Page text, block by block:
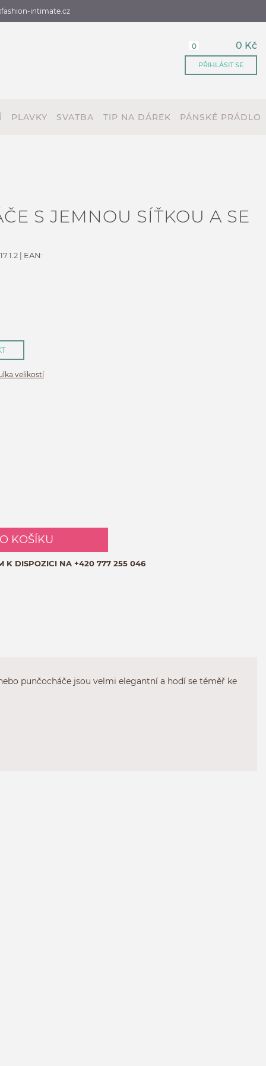
intimate.cz
0 0 Kč
PŘIHLÁSIT SE
PLAVKY SVATBA TIP NA DÁREK PÁNSKÉ PRÁDLO
S JEMNOU SÍŤKOU A SE
| EAN:
velikostí
KOŠÍKU
K DISPOZICI NA +420 777 255 046
punčocháče jsou velmi elegantní a hodí se téměř ke